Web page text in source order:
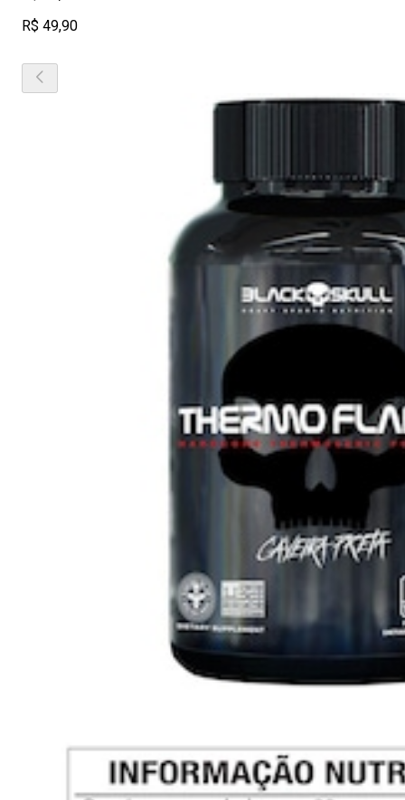
R$ 49,90